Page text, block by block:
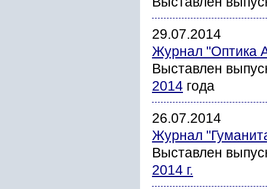
29.07.2014
Журнал "Оптика
Выставлен
2014 года
26.07.2014
Журнал
Выставлен
2014 г.